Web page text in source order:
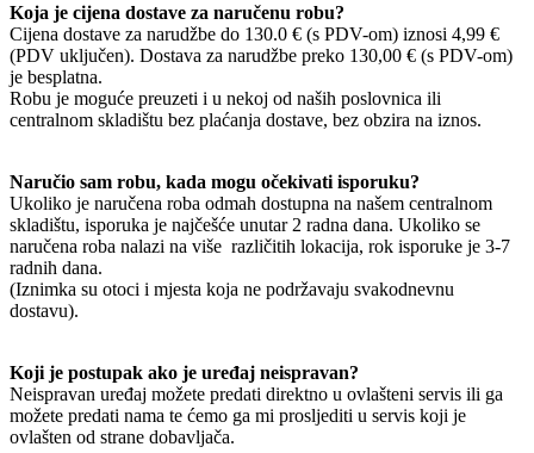
Koja je cijena dostave za naručenu robu?
Cijena dostave za narudžbe do 130.0 € (s PDV-om) iznosi 4,99 €
(PDV uključen). Dostava za narudžbe preko 130,00 € (s PDV-om)
je besplatna.
Robu je moguće preuzeti i u nekoj od naših poslovnica ili
centralnom skladištu bez plaćanja dostave, bez obzira na iznos.
Naručio sam robu, kada mogu očekivati isporuku?
Ukoliko je naručena roba odmah dostupna na našem centralnom
skladištu, isporuka je najčešće unutar 2 radna dana. Ukoliko se
naručena roba nalazi na više različitih lokacija, rok isporuke je 3-7
radnih dana.
(Iznimka su otoci i mjesta koja ne podržavaju svakodnevnu
dostavu).
Koji je postupak ako je uređaj neispravan?
Neispravan uređaj možete predati direktno u ovlašteni servis ili ga
možete predati nama te ćemo ga mi prosljediti u servis koji je
ovlašten od strane dobavljača.